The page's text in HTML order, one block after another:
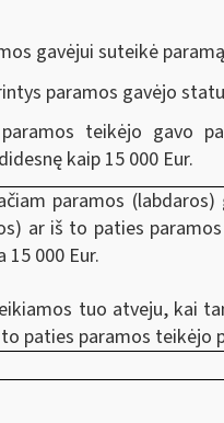
gavėjui suteikė
paramos gavėjo
teikėjo gavo
kaip 15 000 Eur.
paramos (labdaros)
ar iš to paties
000 Eur.
tuo atveju, kai
paties paramos teikėjo